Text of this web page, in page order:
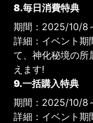
8.毎日消費特典
期間：2025/10/8
詳細：イベント期
て、神化秘境の所
えます!
9.一括購入特典
期間：2025/10/8
詳細：イベント期